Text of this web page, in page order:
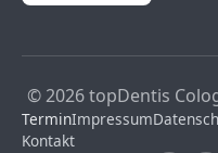
© 2026 topDentis
TerminImpressum
Kontakt